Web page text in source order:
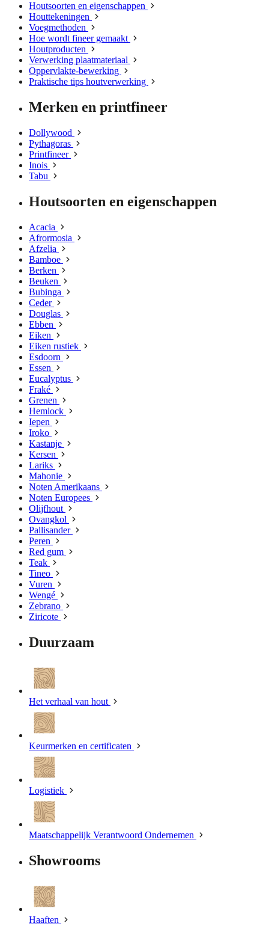
Houtsoorten en eigenschappen
Houttekeningen
Voegmethoden
Hoe wordt fineer gemaakt
Houtproducten
Verwerking plaatmateriaal
Oppervlakte-bewerking
Praktische tips houtverwerking
Merken en printfineer
Dollywood
Pythagoras
Printfineer
Inois
Tabu
Houtsoorten en eigenschappen
Acacia
Afrormosia
Afzelia
Bamboe
Berken
Beuken
Bubinga
Ceder
Douglas
Ebben
Eiken
Eiken rustiek
Esdoorn
Essen
Eucalyptus
Fraké
Grenen
Hemlock
Iepen
Iroko
Kastanje
Kersen
Lariks
Mahonie
Noten Amerikaans
Noten Europees
Olijfhout
Ovangkol
Pallisander
Peren
Red gum
Teak
Tineo
Vuren
Wengé
Zebrano
Ziricote
Duurzaam
Het verhaal van hout
Keurmerken en certificaten
Logistiek
Maatschappelijk Verantwoord Ondernemen
Showrooms
Haaften